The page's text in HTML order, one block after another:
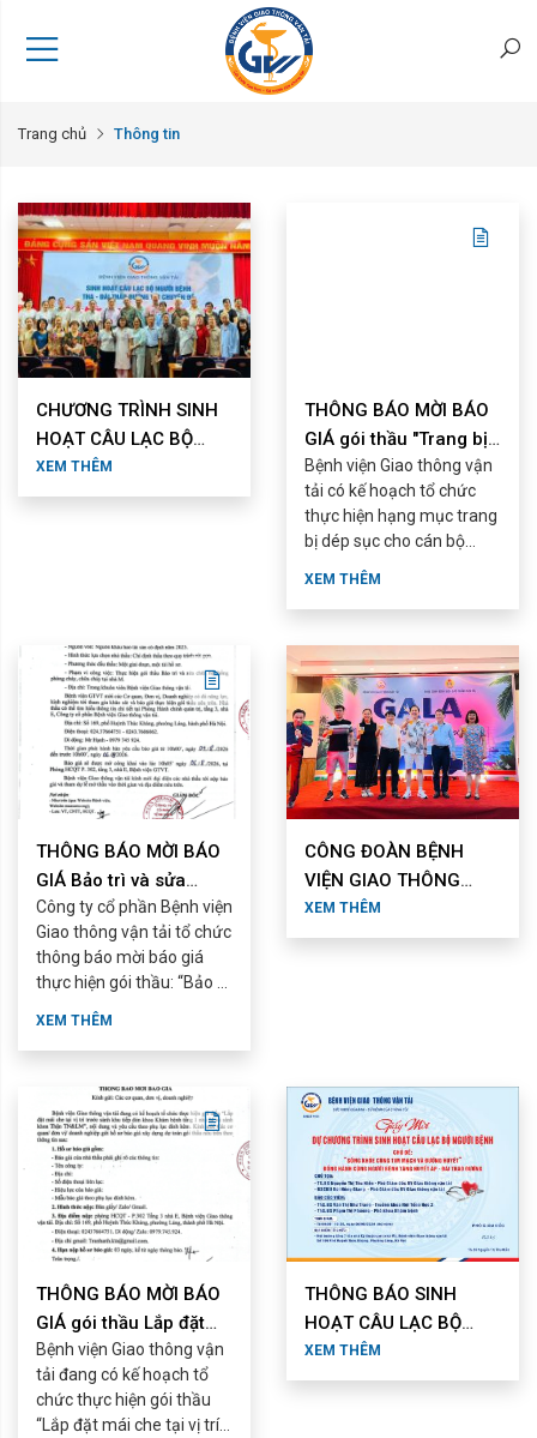
Trang chủ Thông tin
CHƯƠNG TRÌNH SINH
HOẠT CÂU LẠC BỘ
BỆNH NHÂN TĂNG
HUYẾT ÁP – ĐÁI ...
XEM THÊM
THÔNG BÁO MỜI BÁO
GIÁ gói thầu "Trang bị
dép sục cho cán bộ ...
Bệnh viện Giao thông vận
tải có kế hoạch tổ chức
thực hiện hạng mục trang
bị dép sục cho cán bộ
nhân viên Bệnh viện với
nội dung và yêu cầu ...
XEM THÊM
THÔNG BÁO MỜI BÁO
GIÁ Bảo trì và sửa
chữa hệ thống phòng
cháy, ...
Công ty cổ phần Bệnh viện
Giao thông vận tải tổ chức
thông báo mời báo giá
thực hiện gói thầu: “Bảo trì
và sửa chữa hệ thống ...
XEM THÊM
CÔNG ĐOÀN BỆNH
VIỆN GIAO THÔNG
VẬN TẢI PHỐI HỢP VỚI
CHÍNH QUYỀN TỔ ...
XEM THÊM
THÔNG BÁO MỜI BÁO
GIÁ gói thầu Lắp đặt
mái che tại vị trí trước
...
Bệnh viện Giao thông vận
tải đang có kế hoạch tổ
chức thực hiện gói thầu
“Lắp đặt mái che tại vị trí
THÔNG BÁO SINH
HOẠT CÂU LẠC BỘ
NGƯỜI BỆNH THÁNG
8/2026
XEM THÊM